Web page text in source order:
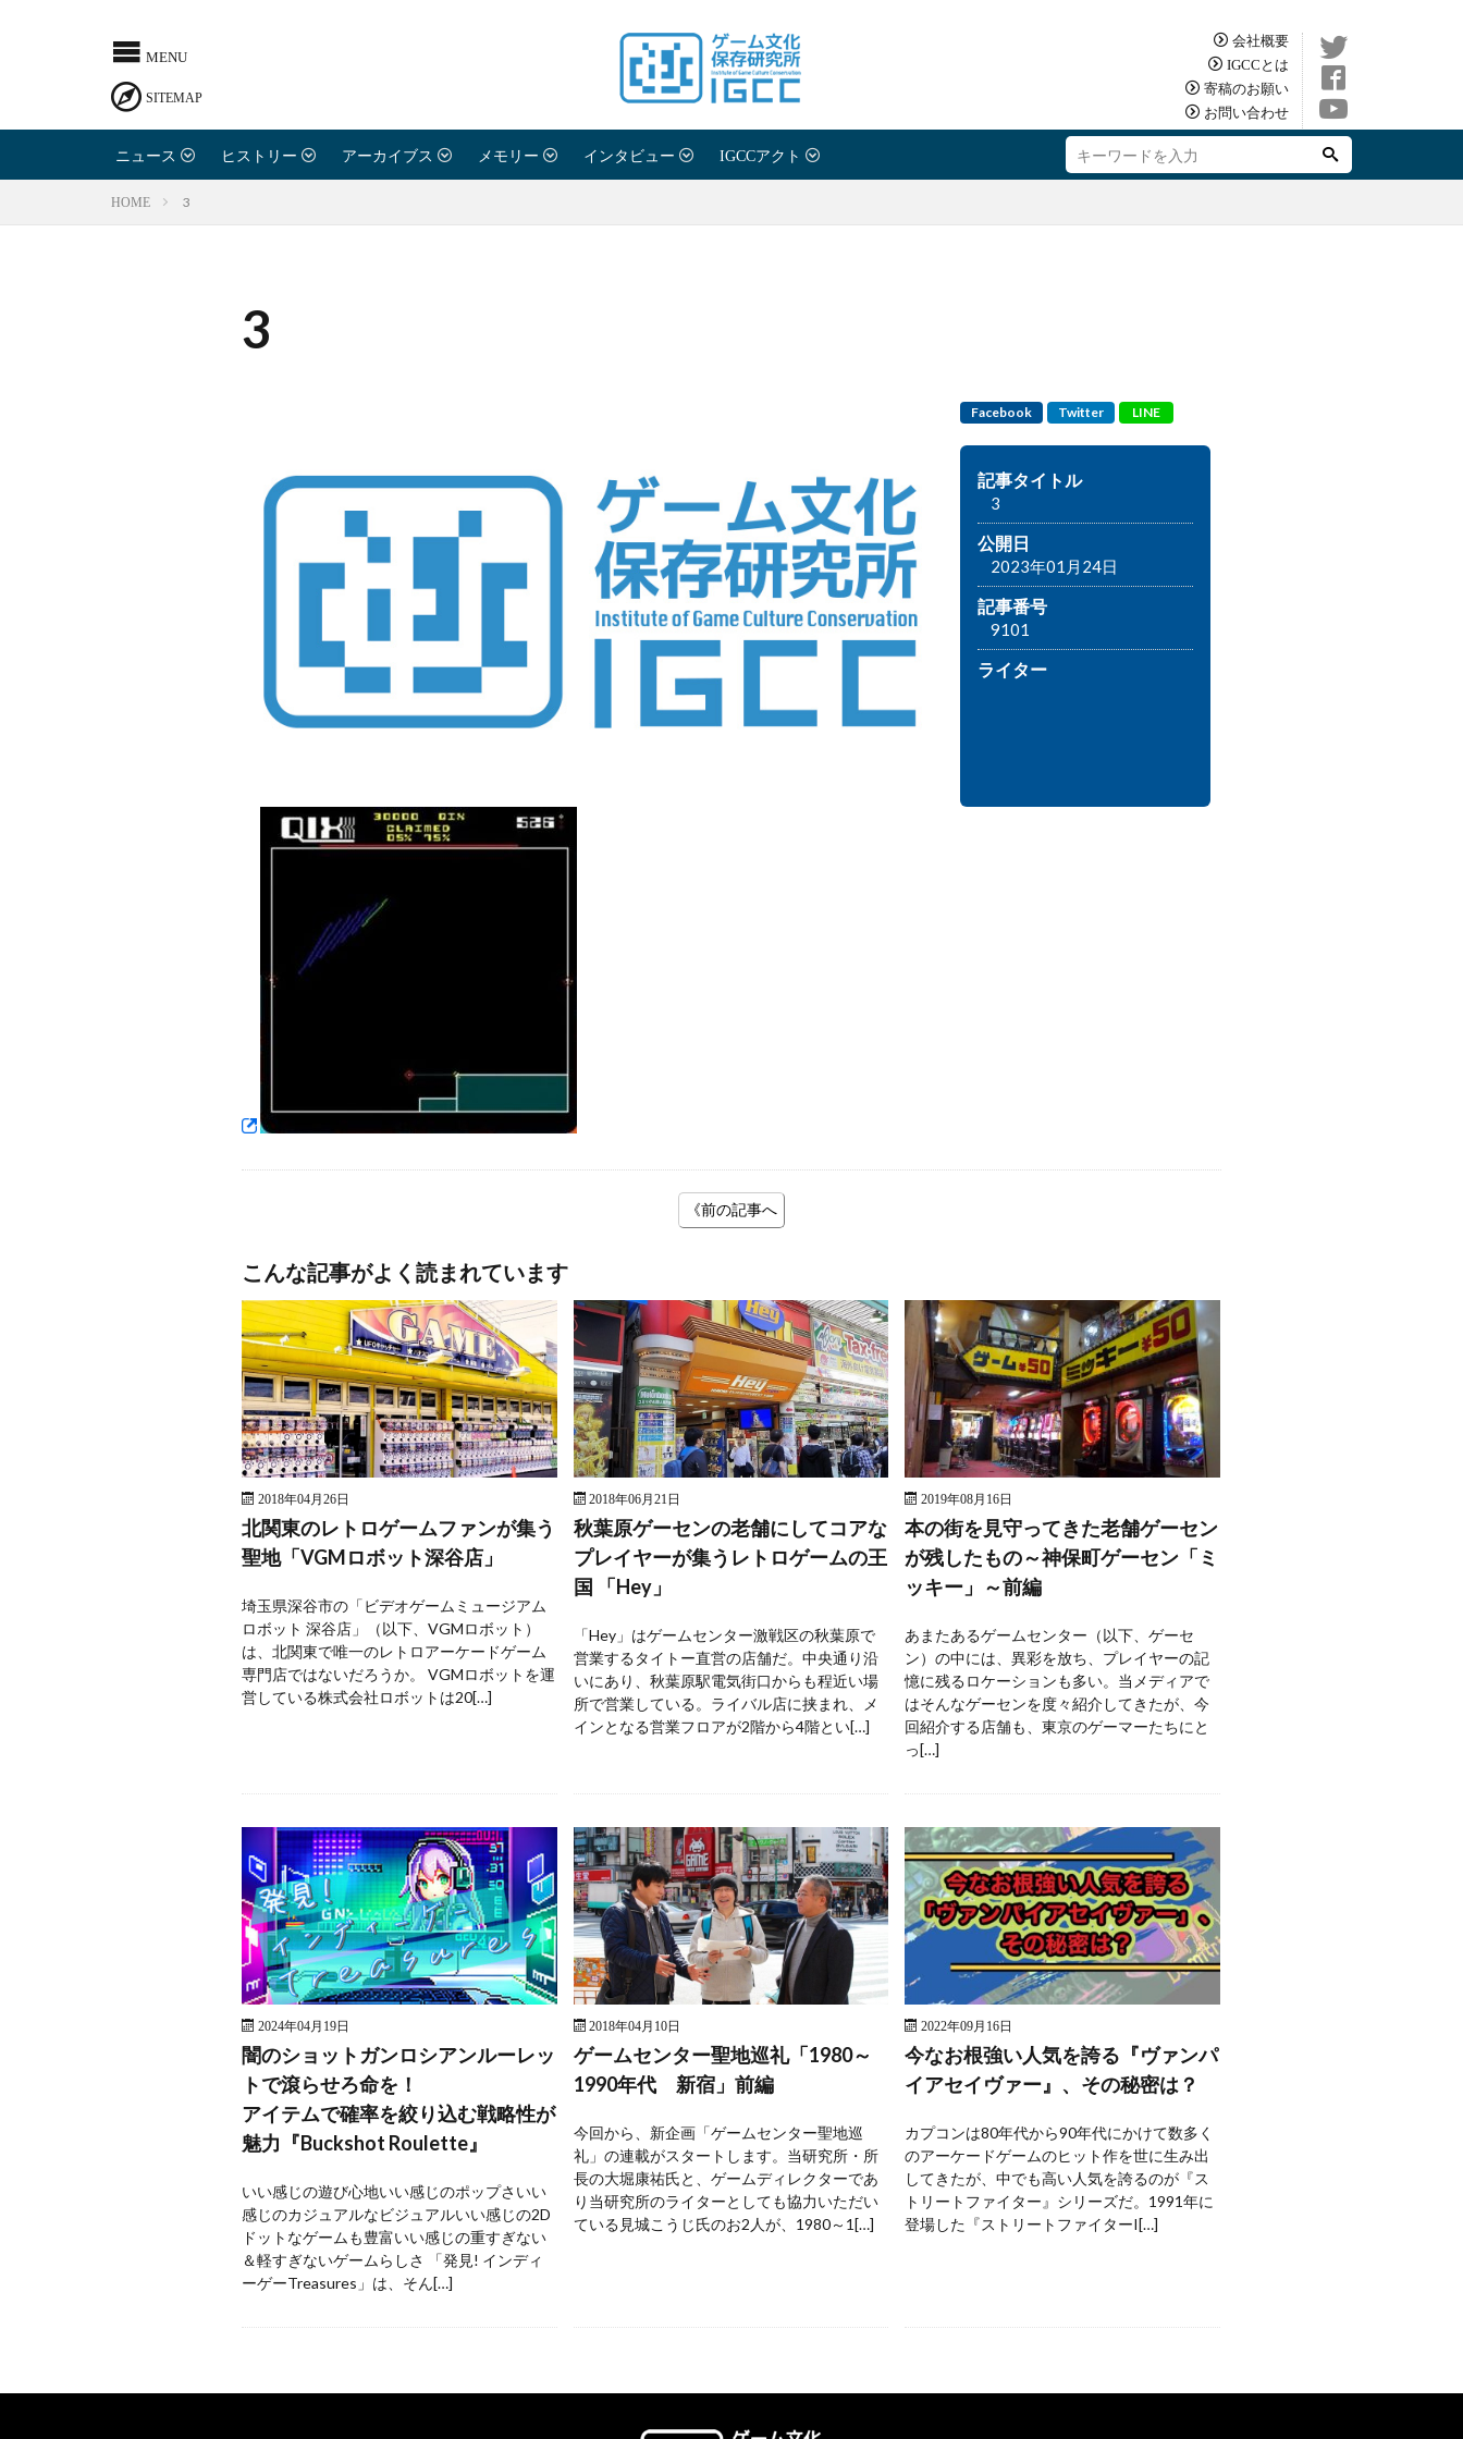
会社概要
IGCCとは
寄稿のお願い
お問い合わせ
ニュース ヒストリー アーカイブス メモリー インタビュー IGCCアクト
HOME 3
3
Facebook Twitter LINE
記事タイトル
3
公開日
2023年01月24日
記事番号
9101
ライター
《前の記事へ
こんな記事がよく読まれています
2018年04月26日
北関東のレトロゲームファンが集う
聖地「VGMロボット深谷店」
埼玉県深谷市の「ビデオゲームミュージアム
ロボット 深谷店」（以下、VGMロボット）
は、北関東で唯一のレトロアーケードゲーム
専門店ではないだろうか。 VGMロボットを運
営している株式会社ロボットは20[…]
2018年06月21日
秋葉原ゲーセンの老舗にしてコアな
プレイヤーが集うレトロゲームの王
国 「Hey」
「Hey」はゲームセンター激戦区の秋葉原で
営業するタイトー直営の店舗だ。中央通り沿
いにあり、秋葉原駅電気街口からも程近い場
所で営業している。ライバル店に挟まれ、メ
インとなる営業フロアが2階から4階とい[…]
2019年08月16日
本の街を見守ってきた老舗ゲーセン
が残したもの～神保町ゲーセン「ミ
ッキー」～前編
あまたあるゲームセンター（以下、ゲーセ
ン）の中には、異彩を放ち、プレイヤーの記
憶に残るロケーションも多い。当メディアで
はそんなゲーセンを度々紹介してきたが、今
回紹介する店舗も、東京のゲーマーたちにと
っ[…]
2024年04月19日
闇のショットガンロシアンルーレッ
トで滾らせろ命を！
アイテムで確率を絞り込む戦略性が
魅力『Buckshot Roulette』
いい感じの遊び心地いい感じのポップさいい
感じのカジュアルなビジュアルいい感じの2D
ドットなゲームも豊富いい感じの重すぎない
＆軽すぎないゲームらしさ 「発見! インディ
ーゲーTreasures」は、そん[…]
2018年04月10日
ゲームセンター聖地巡礼「1980～
1990年代 新宿」前編
今回から、新企画「ゲームセンター聖地巡
礼」の連載がスタートします。当研究所・所
長の大堀康祐氏と、ゲームディレクターであ
り当研究所のライターとしても協力いただい
ている見城こうじ氏のお2人が、1980～1[…]
2022年09月16日
今なお根強い人気を誇る『ヴァンパ
イアセイヴァー』、その秘密は？
カプコンは80年代から90年代にかけて数多く
のアーケードゲームのヒット作を世に生み出
してきたが、中でも高い人気を誇るのが『ス
トリートファイター』シリーズだ。1991年に
登場した『ストリートファイターI[…]